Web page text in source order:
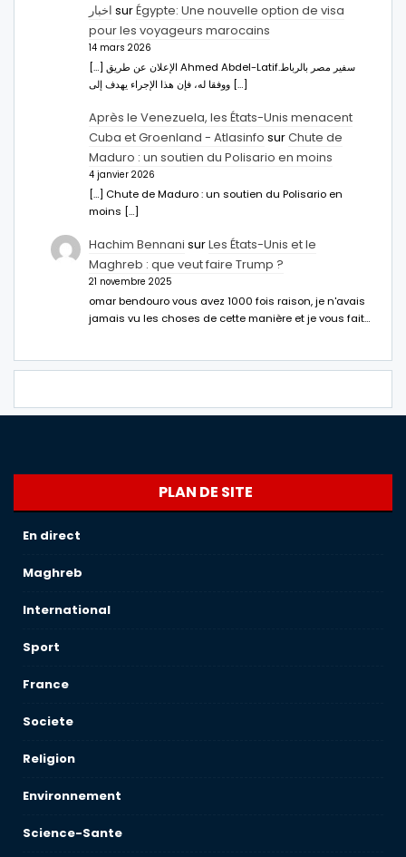
اخبار surÉgypte: Une nouvelle option de visa
pour les voyageurs marocains
14 mars 2026
[…] الإعلان عن طريق Ahmed Abdel-Latifسفير مصر بالرباط.
ووفقا له، فإن هذا الإجراء يهدف إلى […]
Après le Venezuela, les États-Unis menacent
Cuba et Groenland - Atlasinfo surChute de
Maduro : un soutien du Polisario en moins
4 janvier 2026
[…] Chute de Maduro : un soutien du Polisario en
moins […]
Hachim Bennani surLes États-Unis et le
Maghreb : que veut faire Trump ?
21 novembre 2025
omar bendouro vous avez 1000 fois raison, je n'avais
jamais vu les choses de cette manière et je vous fait…
PLAN DE SITE
En direct
Maghreb
International
Sport
France
Societe
Religion
Environnement
Science-Sante